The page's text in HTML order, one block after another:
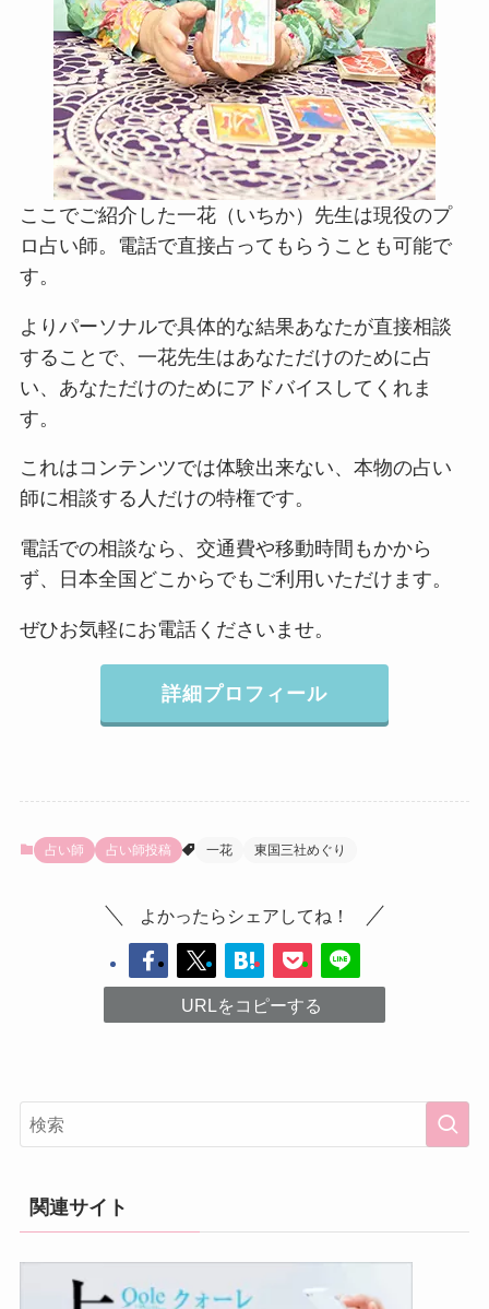
ここでご紹介した一花（いちか）先生は現役のプ
ロ占い師。電話で直接占ってもらうことも可能で
す。
よりパーソナルで具体的な結果あなたが直接相談
することで、一花先生はあなただけのために占
い、あなただけのためにアドバイスしてくれま
す。
これはコンテンツでは体験出来ない、本物の占い
師に相談する人だけの特権です。
電話での相談なら、交通費や移動時間もかから
ず、日本全国どこからでもご利用いただけます。
ぜひお気軽にお電話くださいませ。
詳細プロフィール
占い師 占い師投稿 一花 東国三社めぐり
よかったらシェアしてね！
URLをコピーする
関連サイト